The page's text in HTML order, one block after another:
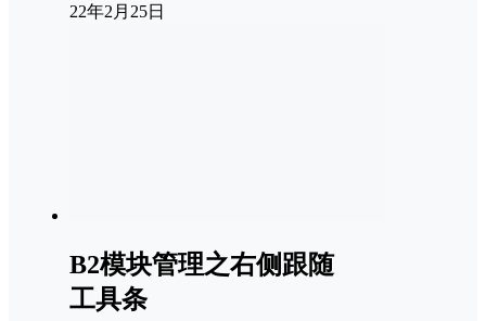
22年2月25日
B2模块管理之右侧跟随
工具条